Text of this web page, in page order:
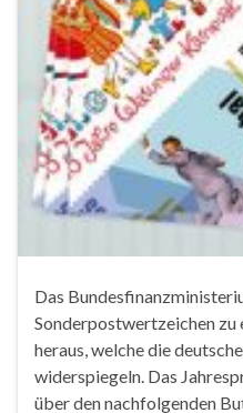
Das
Sonderpostwertzeichen zu
heraus, welche die
widerspiegeln. Das
über den nachfolgenden